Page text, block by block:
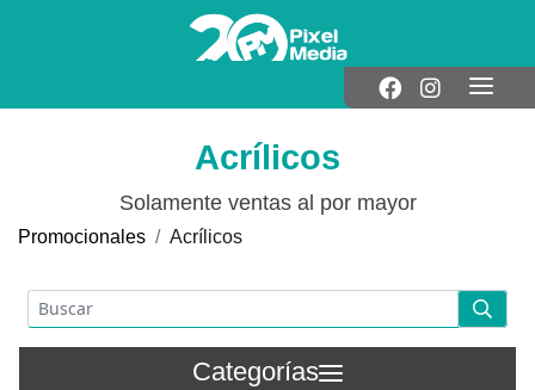
Acrílicos
Solamente ventas al por mayor
Promocionales Acrílicos
Categorías